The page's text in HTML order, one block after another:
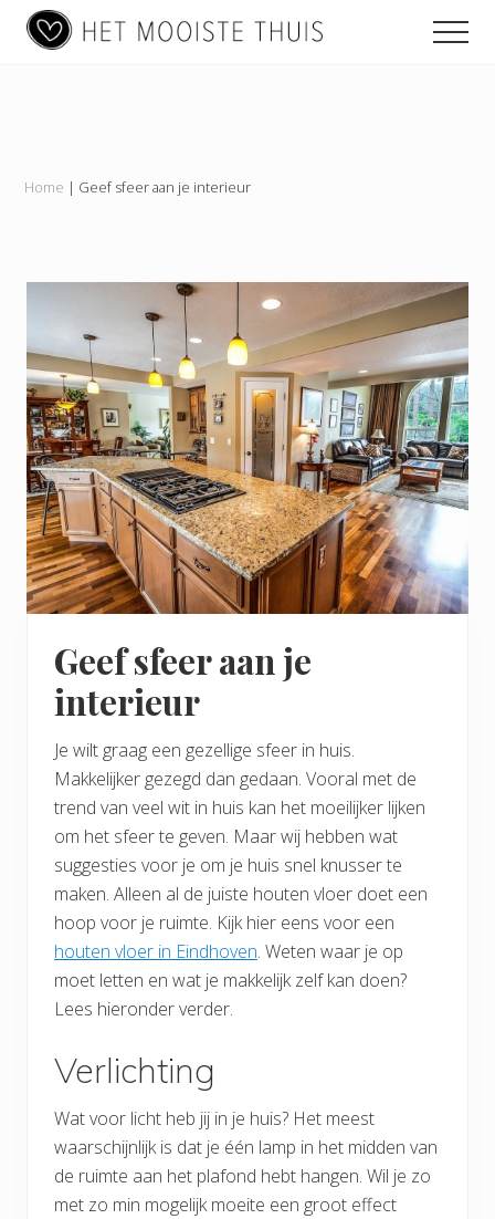
Menu
Skip
Skip
Skip
Main
navigation
Home | Geef sfeer aan je interieur
Geef sfeer aan je
interieur
Je wilt graag een gezellige sfeer in huis.
Makkelijker gezegd dan gedaan. Vooral met de
trend van veel wit in huis kan het moeilijker lijken
om het sfeer te geven. Maar wij hebben wat
suggesties voor je om je huis snel knusser te
maken. Alleen al de juiste houten vloer doet een
hoop voor je ruimte. Kijk hier eens voor een
houten vloer in Eindhoven. Weten waar je op
moet letten en wat je makkelijk zelf kan doen?
Lees hieronder verder.
Verlichting
Wat voor licht heb jij in je huis? Het meest
waarschijnlijk is dat je één lamp in het midden van
de ruimte aan het plafond hebt hangen. Wil je zo
met zo min mogelijk moeite een groot effect